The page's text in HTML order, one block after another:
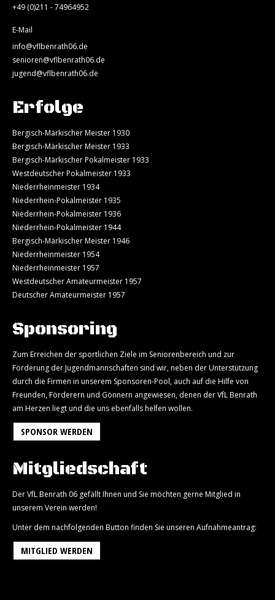
+49 (0)211 - 74964952
E-Mail
info@vflbenrath06.de
senioren@vflbenrath06.de
jugend@vflbenrath06.de
Erfolge
Bergisch-Märkischer Meister 1930
Bergisch-Märkischer Meister 1933
Bergisch-Märkischer Pokalmeister 1933
Westdeutscher Pokalmeister 1933
Niederrheinmeister 1934
Niederrhein-Pokalmeister 1935
Niederrhein-Pokalmeister 1936
Niederrhein-Pokalmeister 1944
Bergisch-Märkischer Meister 1946
Niederrheinmeister 1954
Niederrheinmeister 1957
Westdeutscher Amateurmeister 1957
Deutscher Amateurmeister 1957
Sponsoring
Zum Erreichen der sportlichen Ziele im Seniorenbereich und zur
Förderung der Jugendmannschaften sind wir, neben der Unterstützung
durch die Firmen in unserem Sponsoren-Pool, auch auf die Hilfe von
Freunden, Förderern und Gönnern angewiesen, denen der VfL Benrath
am Herzen liegt und die uns ebenfalls helfen wollen.
SPONSOR WERDEN
Mitgliedschaft
Der VfL Benrath 06 gefällt Ihnen und Sie möchten gerne Mitglied in
unserem Verein werden!
Unter dem nachfolgenden Button finden Sie unseren Aufnahmeantrag:
MITGLIED WERDEN